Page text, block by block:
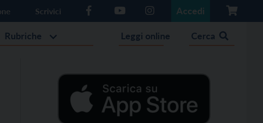
Scrivici Accedi
Rubriche Leggi online Cerca